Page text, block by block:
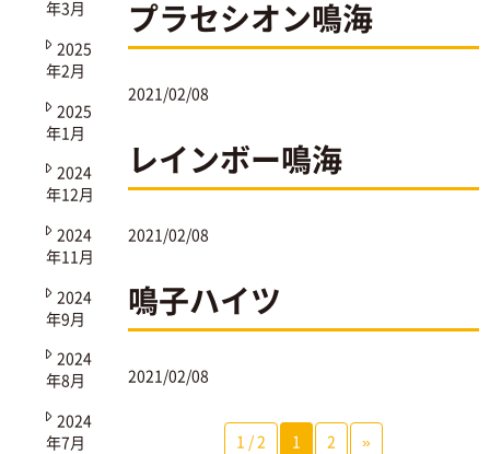
プラセシオン鳴海
2021/02/08
レインボー鳴海
2021/02/08
鳴子ハイツ
2021/02/08
1 / 2 1 2 »
年3月
2025
年2月
2025
年1月
2024
年12月
2024
年11月
2024
年9月
2024
年8月
2024
年7月